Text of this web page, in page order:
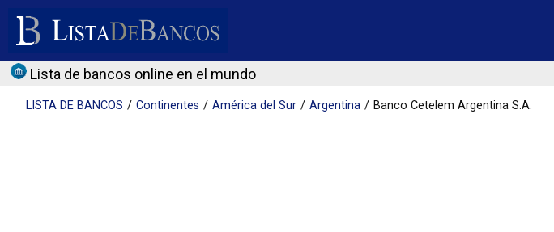
Lista de bancos online en el mundo
LISTA DE BANCOS Continentes América del Sur Argentina Banco Cetelem Argentina S.A.